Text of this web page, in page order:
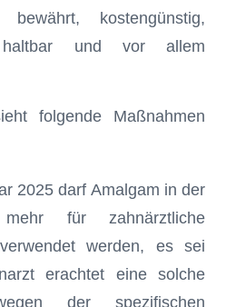
kostengünstig,
und vor allem
folgende Maßnahmen
2025 darf Amalgam in der
für zahnärztliche
werden, es sei
erachtet eine solche
der spezifischen